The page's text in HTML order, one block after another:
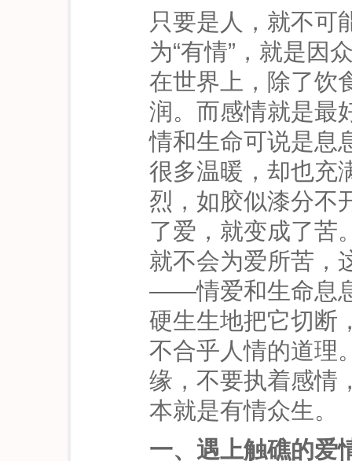
只要是人，就不可
为“有情”，就是因
在世界上，除了饮
润。而感情就是最
情和生命可说是息
很多温暖，却也充
烈，如胶似漆分不
了爱，就变成了苦
就不会为爱所苦，
——情爱和生命息
硬生生地把它切断
不合乎人情的道理
缘，不要执着感情
本就是有情众生。
一、遇上触礁的爱